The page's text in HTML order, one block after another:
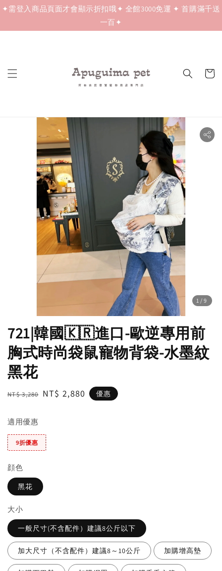
✦需登入商品頁面才會顯示折扣哦✦ 全館3000免運 ✦ 首購滿千送
一百✦
1 /9
721|韓國🇰🇷進口-歐逆專用前
胸式時尚袋鼠寵物背袋-水墨紋
黑花
Regular
NT$ 3,280 Sale
NT$ 2,880 優惠
適用優惠
9折優惠
顔色
黑花
大小
一般尺寸(不含配件）建議8公斤以下
加大尺寸（不含配件）建議8～10公斤 加購增高墊